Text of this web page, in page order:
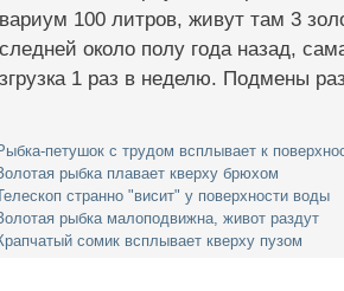
100 литров, живут там 3
около полу года назад,
1 раз в неделю. Подмены
петушок с трудом всплывает к
рыбка плавает кверху брюхом
странно "висит" у поверхности воды
рыбка малоподвижна, живот раздут
сомик всплывает кверху пузом